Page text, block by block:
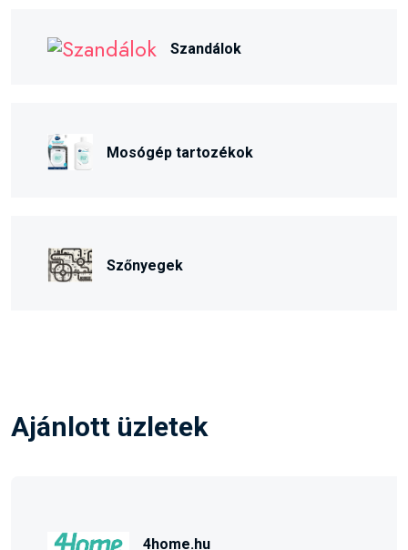
Szandálok
Mosógép tartozékok
Szőnyegek
Ajánlott üzletek
4home.hu